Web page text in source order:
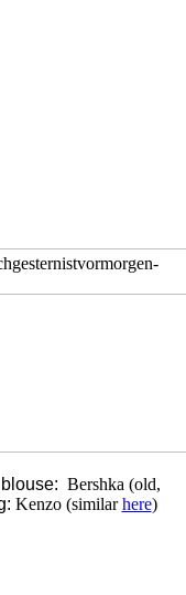
blouse: Bershka (old,
Kenzo (similarhere)